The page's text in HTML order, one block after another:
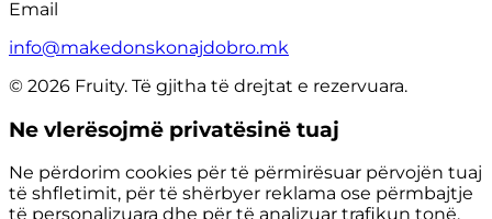
Email
info@makedonskonajdobro.mk
© 2026 Fruity. Të gjitha të drejtat e rezervuara.
Ne vlerësojmë privatësinë tuaj
Ne përdorim cookies për të përmirësuar përvojën tuaj
të shfletimit, për të shërbyer reklama ose përmbajtje
të personalizuara dhe për të analizuar trafikun tonë.